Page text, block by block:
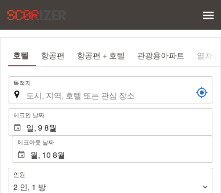
호텔 항공편 항공편 + 호텔 관광용아파트 열차
. 목적지
. 체크인 날짜
체크아웃 날짜
인
원
인원
2 인, 1 방